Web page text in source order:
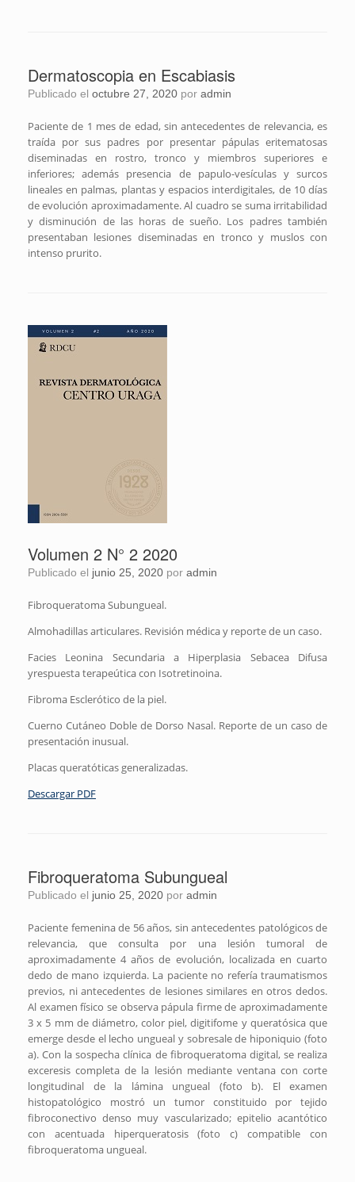
Dermatoscopia en Escabiasis
Publicado el octubre 27, 2020 por admin
Paciente de 1 mes de edad, sin antecedentes de relevancia, es
traída por sus padres por presentar pápulas eritematosas
diseminadas en rostro, tronco y miembros superiores e
inferiores; además presencia de papulo-vesículas y surcos
lineales en palmas, plantas y espacios interdigitales, de 10 días
de evolución aproximadamente. Al cuadro se suma irritabilidad
y disminución de las horas de sueño. Los padres también
presentaban lesiones diseminadas en tronco y muslos con
intenso prurito.
Volumen 2 N° 2 2020
Publicado el junio 25, 2020 por admin
Fibroqueratoma Subungueal.
Almohadillas articulares. Revisión médica y reporte de un caso.
Facies Leonina Secundaria a Hiperplasia Sebacea Difusa
yrespuesta terapeútica con Isotretinoina.
Fibroma Esclerótico de la piel.
Cuerno Cutáneo Doble de Dorso Nasal. Reporte de un caso de
presentación inusual.
Placas queratóticas generalizadas.
Descargar PDF
Fibroqueratoma Subungueal
Publicado el junio 25, 2020 por admin
Paciente femenina de 56 años, sin antecedentes patológicos de
relevancia, que consulta por una lesión tumoral de
aproximadamente 4 años de evolución, localizada en cuarto
dedo de mano izquierda. La paciente no refería traumatismos
previos, ni antecedentes de lesiones similares en otros dedos.
Al examen físico se observa pápula firme de aproximadamente
3 x 5 mm de diámetro, color piel, digitifome y queratósica que
emerge desde el lecho ungueal y sobresale de hiponiquio (foto
a). Con la sospecha clínica de fibroqueratoma digital, se realiza
exceresis completa de la lesión mediante ventana con corte
longitudinal de la lámina ungueal (foto b). El examen
histopatológico mostró un tumor constituido por tejido
fibroconectivo denso muy vascularizado; epitelio acantótico
con acentuada hiperqueratosis (foto c) compatible con
fibroqueratoma ungueal.